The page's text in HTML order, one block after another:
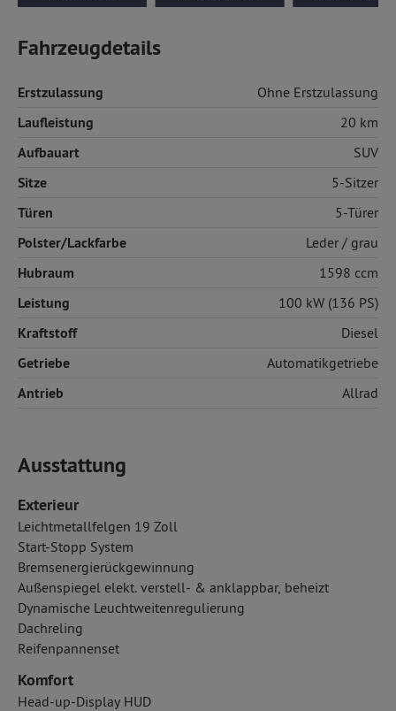
Fahrzeugdetails
Erstzulassung Ohne Erstzulassung
Laufleistung 20 km
Aufbauart SUV
Sitze 5-Sitzer
Türen 5-Türer
Polster/Lackfarbe Leder / grau
Hubraum 1598 ccm
Leistung 100 kW (136 PS)
Kraftstoff Diesel
Getriebe Automatikgetriebe
Antrieb Allrad
Ausstattung
Exterieur
Leichtmetallfelgen 19 Zoll
Start-Stopp System
Bremsenergierückgewinnung
Außenspiegel elekt. verstell- & anklappbar, beheizt
Dynamische Leuchtweitenregulierung
Dachreling
Reifenpannenset
Komfort
Head-up-Display HUD